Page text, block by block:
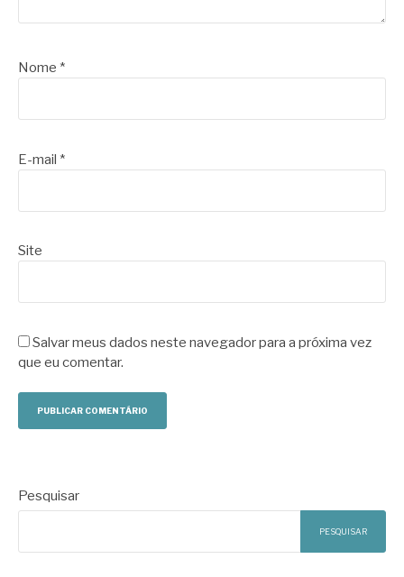
Nome *
E-mail *
Site
Salvar meus dados neste navegador para a próxima vez
que eu comentar.
Pesquisar
PESQUISAR